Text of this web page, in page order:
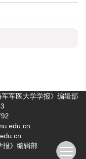
军医大学学报》编辑部
报》编辑部